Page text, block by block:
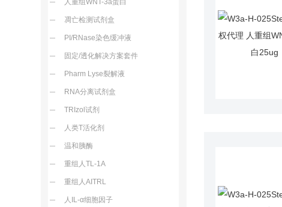
人重组WNT-3a蛋白
凋亡检测试剂盒
PI/RNase染色缓冲液
固定/透化解决方案套件
Pharm Lyse裂解液
RNA分离试剂盒
TRIzol试剂
人类T活化剂
温和胰酶
重组人TL-1A
重组人AITRL
人IL-α细胞因子